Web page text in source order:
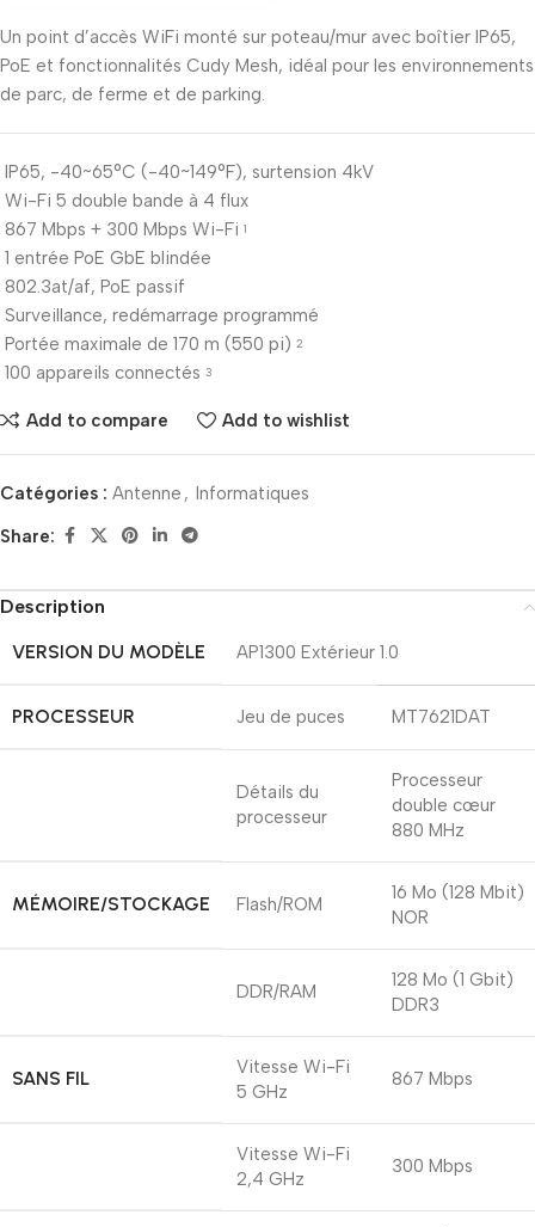
Un point d’accès WiFi monté sur poteau/mur avec boîtier IP65,
PoE et fonctionnalités Cudy Mesh, idéal pour les environnements
de parc, de ferme et de parking.
IP65, -40~65°C (-40~149°F), surtension 4kV
Wi-Fi 5 double bande à 4 flux
867 Mbps + 300 Mbps Wi-Fi 1
1 entrée PoE GbE blindée
802.3at/af, PoE passif
Surveillance, redémarrage programmé
Portée maximale de 170 m (550 pi) 2
100 appareils connectés 3
Add to compare Add to wishlist
Catégories : Antenne , Informatiques
Share:
Description
VERSION DU MODÈLE
AP1300 Extérieur 1.0
PROCESSEUR Jeu de puces MT7621DAT
Détails du
processeur
Processeur
double cœur
880 MHz
MÉMOIRE/STOCKAGE Flash/ROM
16 Mo (128 Mbit)
NOR
DDR/RAM
128 Mo (1 Gbit)
DDR3
SANS FIL
Vitesse Wi-Fi
5 GHz
867 Mbps
Vitesse Wi-Fi
2,4 GHz
300 Mbps